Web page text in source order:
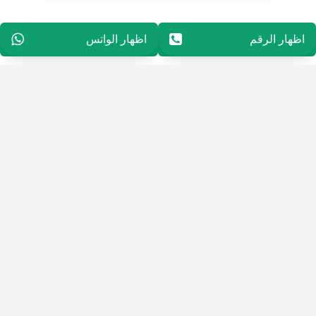
اظهار الرقم
9650096555610156 اظهار الواتس
9650096555610156